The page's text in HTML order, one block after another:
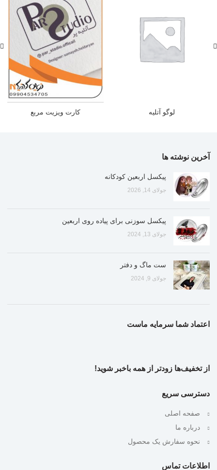
لوگو آتلیه کارت ویزیت مربع
آخرین نوشته ها
پیکسل اربعین کودکانه
جولای 14, 2026
پیکسل سوزنی برای پیاده روی اربعین
جولای 13, 2024
ست ماگ و دفتر
جولای 9, 2024
اعتماد شما سرمایه ماست
از تخفیف‌ها زودتر از همه باخبر شوید!
دسترسی سریع
صفحه اصلی
درباره ما
نحوه سفارش یک محصول
اطلاعات تماس